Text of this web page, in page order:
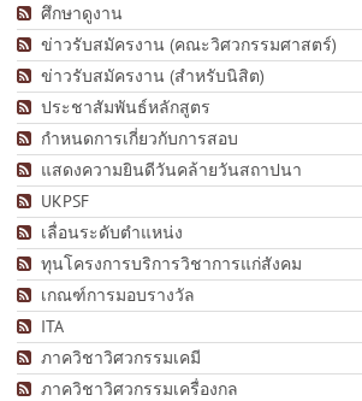
ศึกษาดูงาน
ข่าวรับสมัครงาน (คณะวิศวกรรมศาสตร์)
ข่าวรับสมัครงาน (สำหรับนิสิต)
ประชาสัมพันธ์หลักสูตร
กำหนดการเกี่ยวกับการสอบ
แสดงความยินดีวันคล้ายวันสถาปนา
UKPSF
เลื่อนระดับตำแหน่ง
ทุนโครงการบริการวิชาการแก่สังคม
เกณฑ์การมอบรางวัล
ITA
ภาควิชาวิศวกรรมเคมี
ภาควิชาวิศวกรรมเครื่องกล